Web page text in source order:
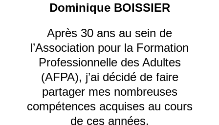
Dominique BOISSIER
Après 30 ans au sein de
l’Association pour la Formation
Professionnelle des Adultes
(AFPA), j’ai décidé de faire
partager mes nombreuses
compétences acquises au cours
de ces années.